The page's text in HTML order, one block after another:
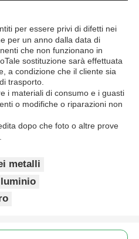
per essere privi di difetti nei
per un anno dalla data di
che non funzionano in
sostituzione sarà effettuata
a condizione che il cliente sia
trasporto.
i materiali di consumo e i guasti
o modifiche o riparazioni non
dopo che foto o altre prove
metalli